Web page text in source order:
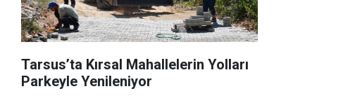
Tarsus’ta Kırsal Mahallelerin Yolları
Parkeyle Yenileniyor